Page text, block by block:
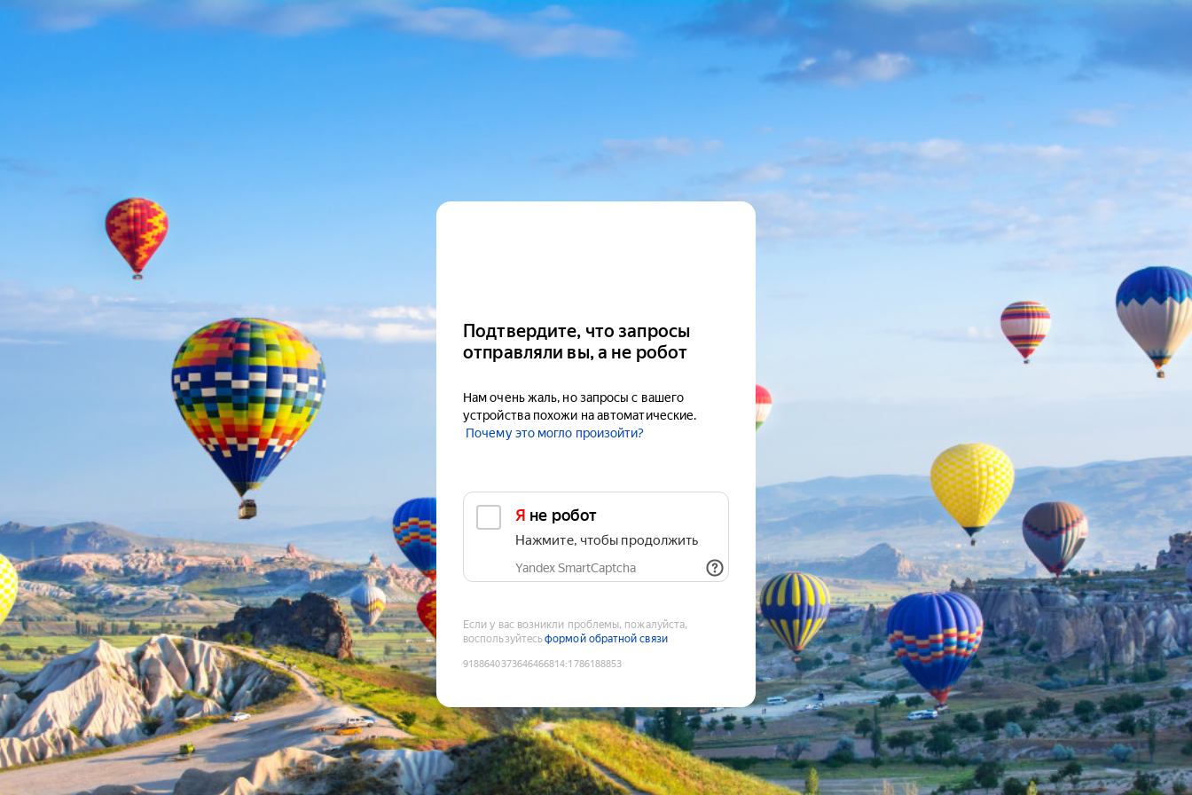
Подтвердите, что запросы
отправляли вы, а не робот
Нам очень жаль, но запросы с вашего
устройства похожи на автоматические.
Почему это могло произойти?
Я не робот
Нажмите, чтобы продолжить
Yandex SmartCaptcha
Если у вас возникли проблемы, пожалуйста,
воспользуйтесьформой обратной связи
9188640373646466814:1786188853